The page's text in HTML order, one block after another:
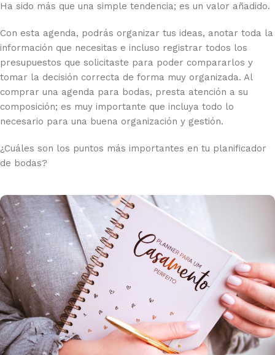
Ha sido más que una simple tendencia; es un valor añadido.
Con esta agenda, podrás organizar tus ideas, anotar toda la
información que necesitas e incluso registrar todos los
presupuestos que solicitaste para poder compararlos y
tomar la decisión correcta de forma muy organizada. Al
comprar una agenda para bodas, presta atención a su
composición; es muy importante que incluya todo lo
necesario para una buena organización y gestión.
¿Cuáles son los puntos más importantes en tu planificador
de bodas?